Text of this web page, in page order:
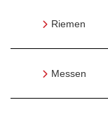
Riemen
Messen